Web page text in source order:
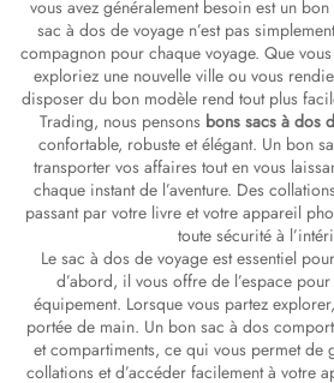
vous avez généralement besoin est un
sac à dos de voyage n’est pas
compagnon pour chaque voyage. Que
exploriez une nouvelle ville ou vous
disposer du bon modèle rend tout plus
Trading, nous pensons bons sacs à dos
confortable, robuste et élégant. Un bon
transporter vos affaires tout en vous
chaque instant de l’aventure. Des
passant par votre livre et votre appareil
toute sécurité à
Le sac à dos de voyage est essentiel
d’abord, il vous offre de l’espace
équipement. Lorsque vous partez
portée de main. Un bon sac à dos
et compartiments, ce qui vous permet de
collations et d’accéder facilement à votre